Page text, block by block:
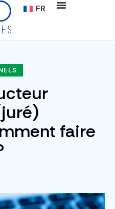
FR
faire